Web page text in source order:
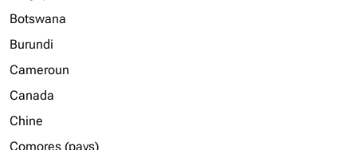
Botswana
Burundi
Cameroun
Canada
Chine
Comores (pays)